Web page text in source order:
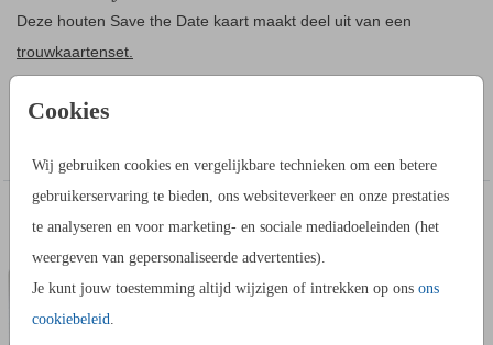
Cookies
Wij gebruiken cookies en vergelijkbare technieken om een betere
gebruikerservaring te bieden, ons websiteverkeer en onze prestaties
te analyseren en voor marketing- en sociale mediadoeleinden (het
weergeven van gepersonaliseerde advertenties).
Je kunt jouw toestemming altijd wijzigen of intrekken op ons ons
cookiebeleid
Deze houten Save the Date kaart maakt deel uit van een
trouwkaartenset.
Deze Save the Date van hout kan worden aangepast naar
OVER HET LINTJE
Een velvet lintje is optioneel en extra bij de Save the Date
kaarten te bestellen. Je kunt bij je proefdruk een zakje
bestellen zodat je thuis kunt kijken hoe dit Save the Date
kaartje met lintje eruitziet. Keuze uit 3 verschillende kleuren
IN DEZELFDE STIJL KUN JE DIT OOK
BESTELLEN